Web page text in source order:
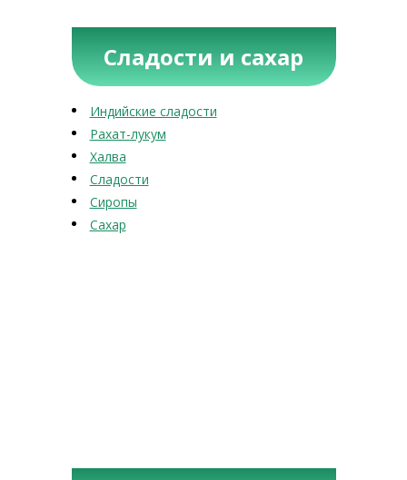
Сладости и сахар
Индийские сладости
Рахат-лукум
Халва
Сладости
Сиропы
Сахар